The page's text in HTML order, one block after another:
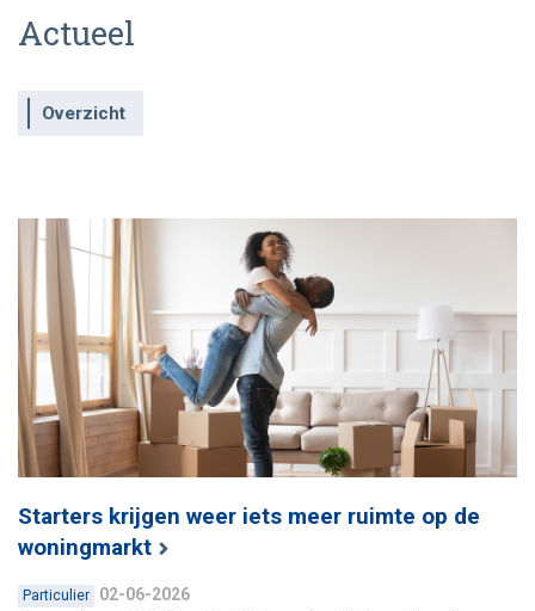
Actueel
Overzicht
Starters krijgen weer iets meer ruimte op de
woningmarkt
Particulier 02-06-2026